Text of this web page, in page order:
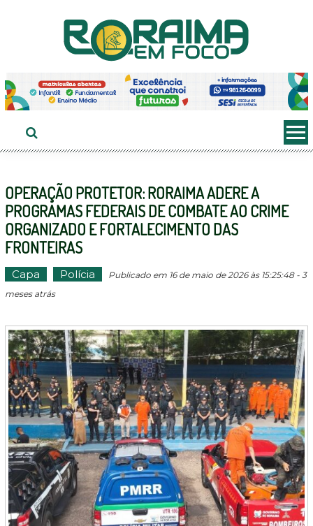
OPERAÇÃO PROTETOR: RORAIMA ADERE A
PROGRAMAS FEDERAIS DE COMBATE AO CRIME
ORGANIZADO E FORTALECIMENTO DAS
FRONTEIRAS
Capa Polícia
Publicado em 16 de maio de 2026 às 15:25:48 - 3
meses atrás